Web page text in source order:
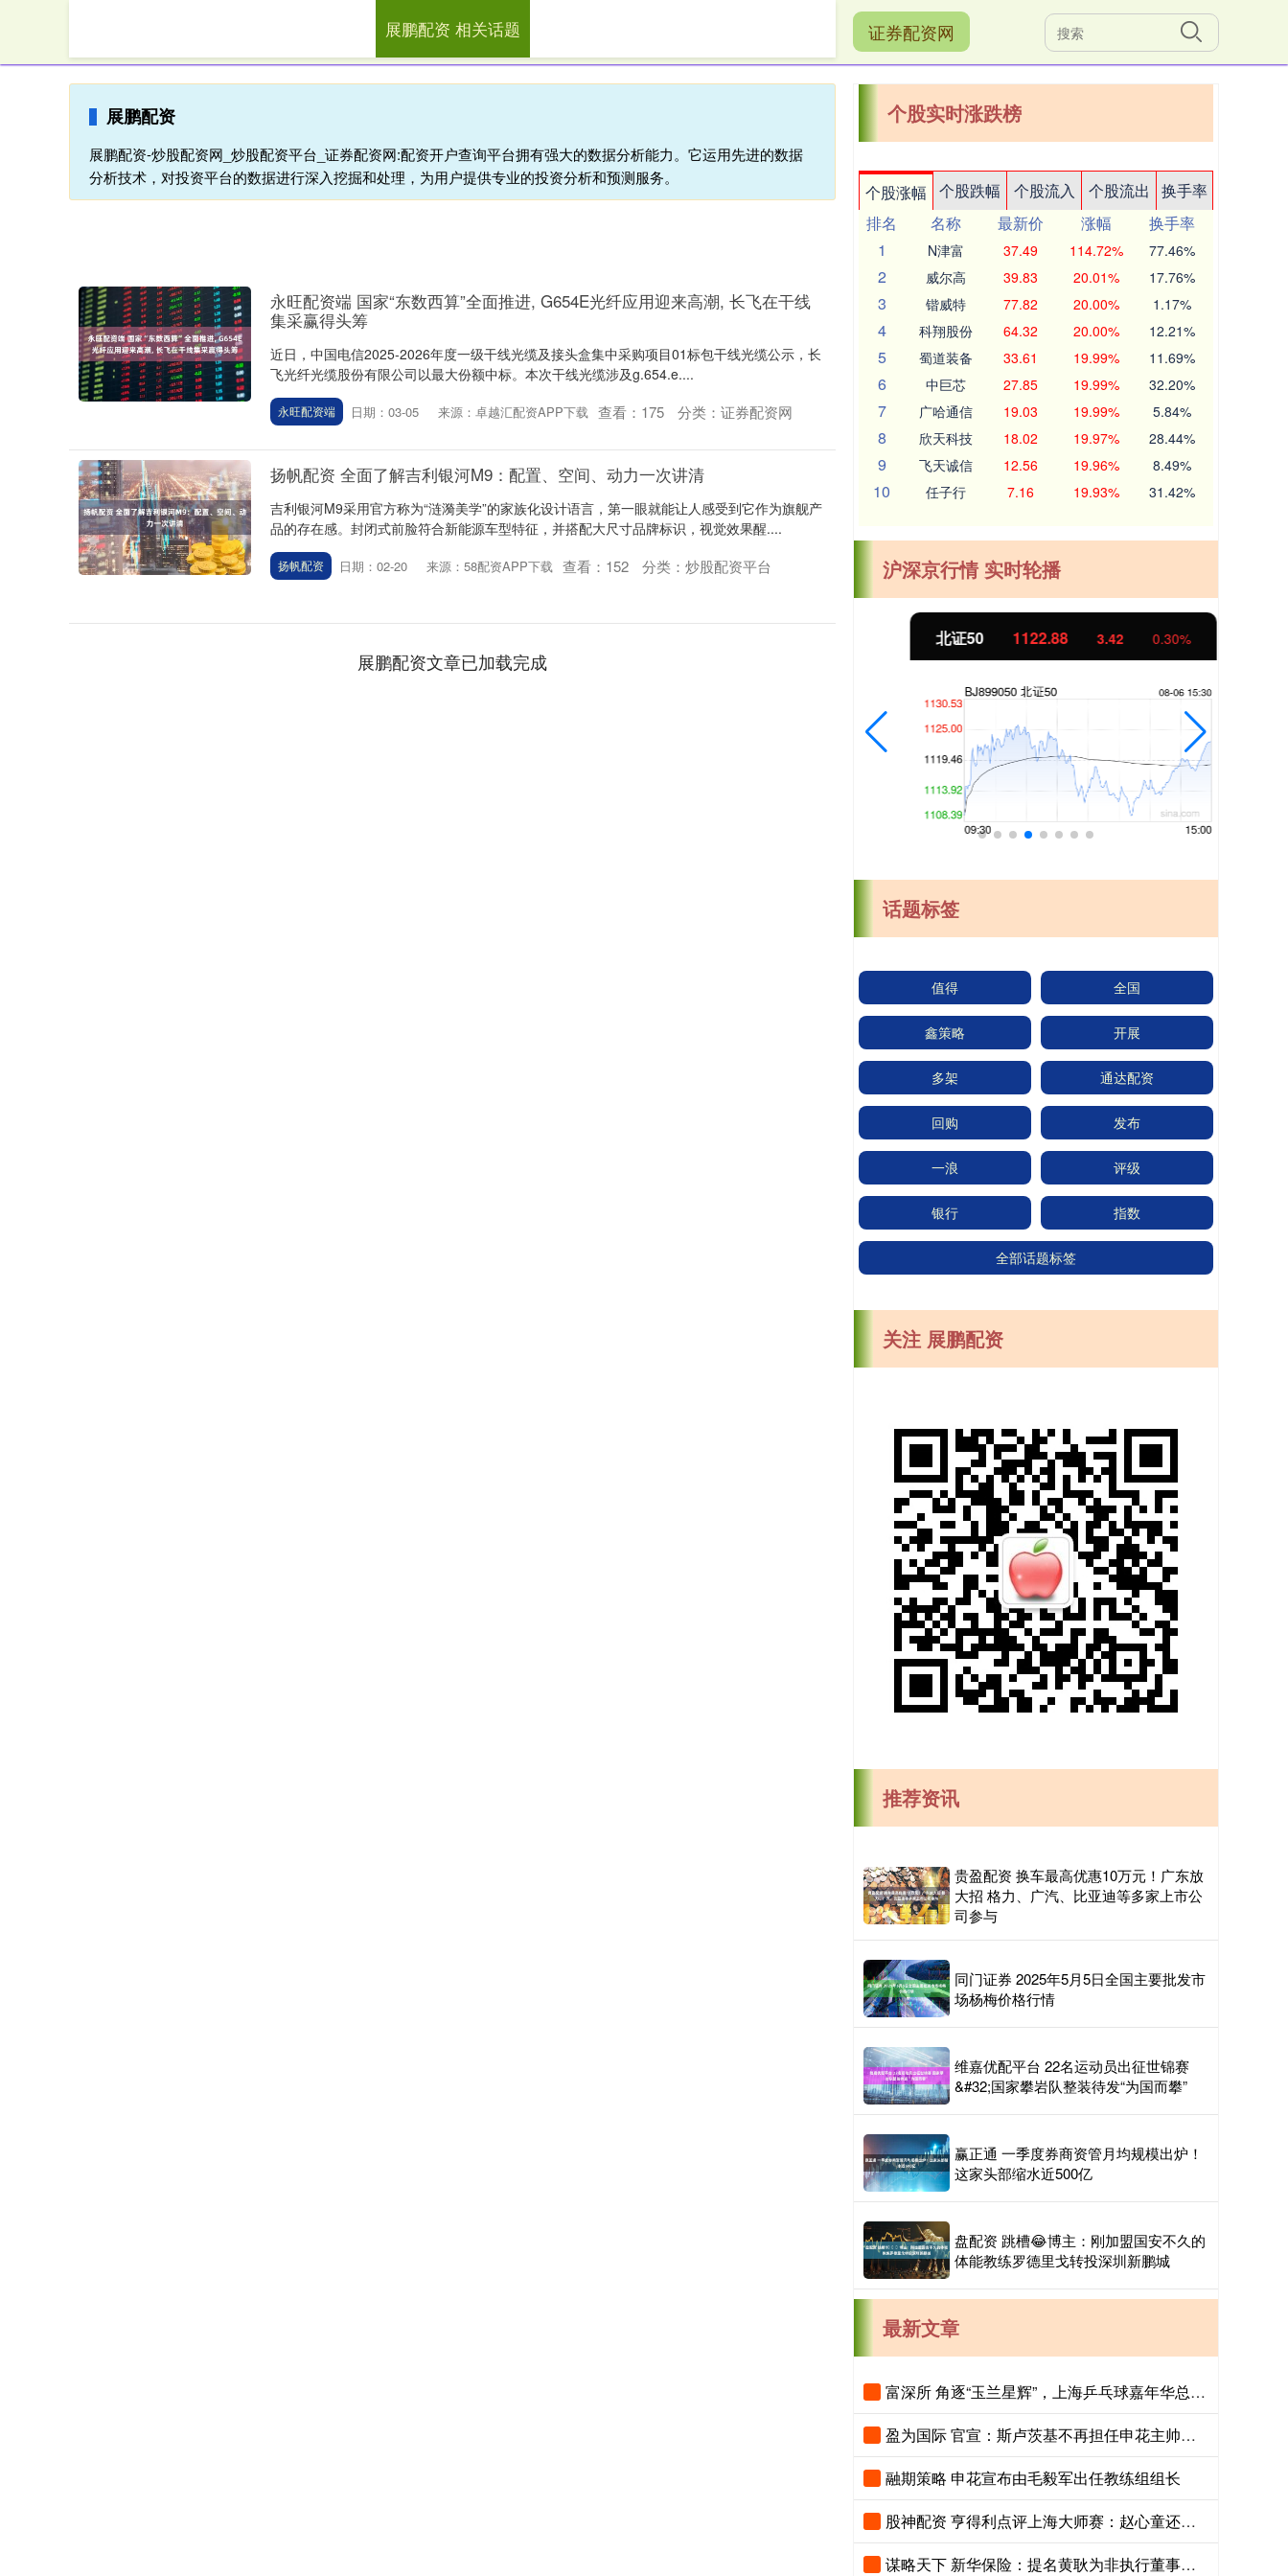
展鹏配资 证券配资网
展鹏配资
展鹏配资-炒股配资网_炒股配资平台_证券配资网:配资开户查询平台拥有强大的数据分析能力。它运用先进的数据
分析技术，对投资平台的数据进行深入挖掘和处理，为用户提供专业的投资分析和预测服务。
展鹏配资 相关话题
永旺配资端 国家“东数西算”全面推进, G654E光纤应用迎来高潮, 长飞在干线
集采赢得头筹
近日，中国电信2025-2026年度一级干线光缆及接头盒集中采购项目01标包干线光缆公示，长
飞光纤光缆股份有限公司以最大份额中标。本次干线光缆涉及g.654.e....
永旺配资端 日期：03-05 来源：卓越汇配资APP下载 查看： 175 分类： 证券配资网
扬帆配资 全面了解吉利银河M9：配置、空间、动力一次讲清
吉利银河M9采用官方称为“涟漪美学”的家族化设计语言，第一眼就能让人感受到它作为旗舰产
品的存在感。封闭式前脸符合新能源车型特征，并搭配大尺寸品牌标识，视觉效果醒....
扬帆配资 日期：02-20 来源：58配资APP下载 查看： 152 分类： 炒股配资平台
展鹏配资文章已加载完成
个股实时涨跌榜
个股涨幅 个股跌幅 个股流入 个股流出
换手率
排名
名称 最新价 涨幅
换手率
1
N津富 37.49 114.72% 77.46%
2 威尔高 39.83 20.01% 17.76%
3 锴威特 77.82 20.00% 1.17%
4 科翔股份 64.32 20.00% 12.21%
5 蜀道装备 33.61 19.99% 11.69%
6 中巨芯 27.85 19.99% 32.20%
7 广哈通信 19.03 19.99% 5.84%
8 欣天科技 18.02 19.97% 28.44%
9 飞天诚信 12.56 19.96% 8.49%
10 任子行 7.16 19.93% 31.42%
沪深京行情 实时轮播
北证50 1122.88 0.30%
话题标签
值得 全国
鑫策略 开展
多架 通达配资
回购 发布
一浪 评级
银行 指数
全部话题标签
关注 展鹏配资
推荐资讯
贵盈配资 换车最高优惠10万元！广东放
大招 格力、广汽、比亚迪等多家上市公
司参与
同门证券 2025年5月5日全国主要批发市
场杨梅价格行情
维嘉优配平台 22名运动员出征世锦赛
&#32;国家攀岩队整装待发“为国而攀”
赢正通 一季度券商资管月均规模出炉！
这家头部缩水近500亿
盘配资 跳槽😂博主：刚加盟国安不久的
体能教练罗德里戈转投深圳新鹏城
最新文章
富深所 角逐“玉兰星辉”，上海乒乓球嘉年华总决赛进入倒计时
盈为国际 官宣：斯卢茨基不再担任申花主帅，毛毅军将出任一线队教练组组长
融期策略 申花宣布由毛毅军出任教练组组长
股神配资 亨得利点评上海大师赛：赵心童还有潜力，吴宜泽需注重细节
谋略天下 新华保险：提名黄耿为非执行董事候选人